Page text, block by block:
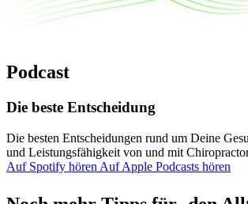
Podcast
Die beste Entscheidung
Die besten Entscheidungen rund um Deine
und Leistungsfähigkeit von und mit
Auf Spotify hören Auf Apple Podcasts hören